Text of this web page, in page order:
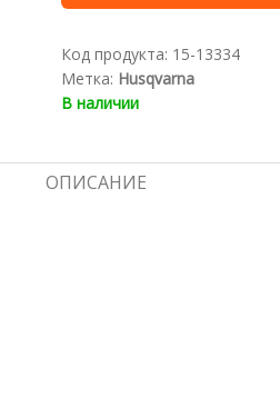
Код продукта: 15-13334
Метка: Husqvarna
В наличии
ОПИСАНИЕ